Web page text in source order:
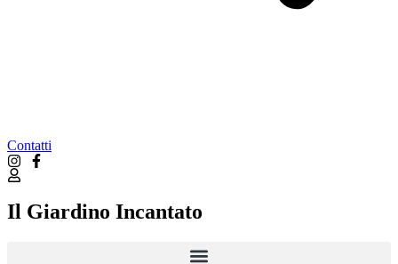
Contatti
Il Giardino Incantato